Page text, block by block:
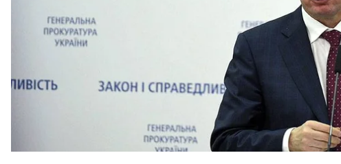
Головна: «велика справа проти Януковича»